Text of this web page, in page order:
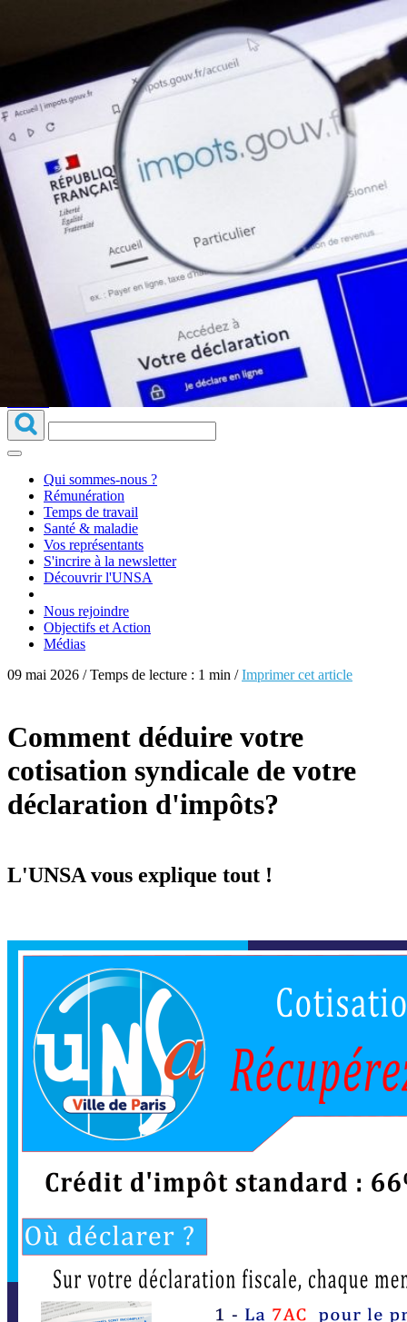
Qui sommes-
nous ?
S'inscrire à la
newsletter
Découvrir
l'UNSA
Rémunération
Temps de travail
Santé & maladie
Vos représentants
Nous rejoindre
Objectifs et Action
Qui sommes-nous ?
Rémunération
Temps de travail
Santé & maladie
Vos représentants
S'incrire à la newsletter
Découvrir l'UNSA
Nous rejoindre
Objectifs et Action
Médias
09 mai 2026 / Temps de lecture : 1 min /Imprimer cet article
Comment déduire votre
cotisation syndicale de votre
déclaration d'impôts?
L'UNSA vous explique tout !